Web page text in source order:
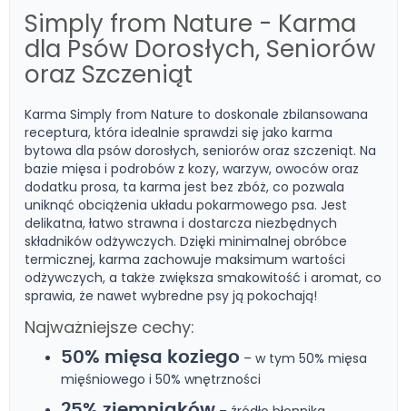
Simply from Nature - Karma
dla Psów Dorosłych, Seniorów
oraz Szczeniąt
Karma Simply from Nature to doskonale zbilansowana
receptura, która idealnie sprawdzi się jako karma
bytowa dla psów dorosłych, seniorów oraz szczeniąt. Na
bazie mięsa i podrobów z kozy, warzyw, owoców oraz
dodatku prosa, ta karma jest bez zbóż, co pozwala
uniknąć obciążenia układu pokarmowego psa. Jest
delikatna, łatwo strawna i dostarcza niezbędnych
składników odżywczych. Dzięki minimalnej obróbce
termicznej, karma zachowuje maksimum wartości
odżywczych, a także zwiększa smakowitość i aromat, co
sprawia, że nawet wybredne psy ją pokochają!
Najważniejsze cechy:
50% mięsa koziego – w tym 50% mięsa
mięśniowego i 50% wnętrzności